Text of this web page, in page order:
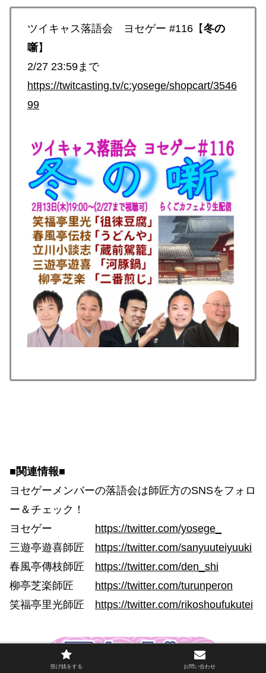
ツイキャス落語会 ヨセゲー #116【冬の
噺】
2/27 23:59まで
https://twitcasting.tv/c:yosege/shopcart/3546
99
■関連情報■
ヨセゲーメンバーの落語会は師匠方のSNSをフォロ
ー＆チェック！
ヨセゲー https://twitter.com/yosege_
三遊亭遊喜師匠 https://twitter.com/sanyuuteiyuuki
春風亭傳枝師匠 https://twitter.com/den_shi
柳亭芝楽師匠 https://twitter.com/turunperon
笑福亭里光師匠 https://twitter.com/rikoshoufukutei
投げ銭をする お問い合わせ